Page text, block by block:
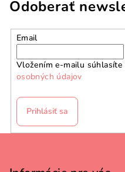
Odoberať
Email
Vložením e-mailu súhlasíte
osobných údajov
Prihlásiť sa